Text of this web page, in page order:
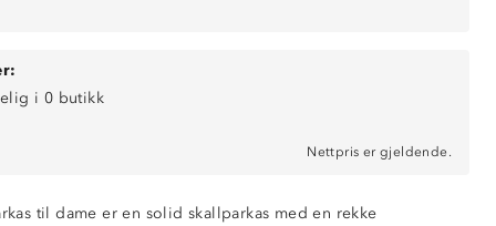
i 0 butikk
Nettpris er gjeldende.
til dame er en solid skallparkas med en rekke